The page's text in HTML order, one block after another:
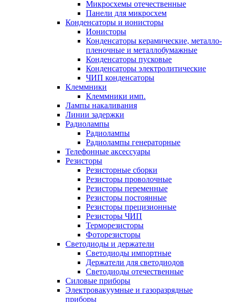
Микросхемы отечественные
Панели для микросхем
Конденсаторы и ионисторы
Ионисторы
Конденсаторы керамические, металло-
пленочные и металлобумажные
Конденсаторы пусковые
Конденсаторы электролитические
ЧИП конденсаторы
Клеммники
Клеммники имп.
Лампы накаливания
Линии задержки
Радиолампы
Радиолампы
Радиолампы генераторные
Телефонные аксессуары
Резисторы
Резисторные сборки
Резисторы проволочные
Резисторы переменные
Резисторы постоянные
Резисторы прецизионные
Резисторы ЧИП
Терморезисторы
Фоторезисторы
Светодиоды и держатели
Светодиоды импортные
Держатели для светодиодов
Светодиоды отечественные
Силовые приборы
Электровакуумные и газоразрядные
приборы